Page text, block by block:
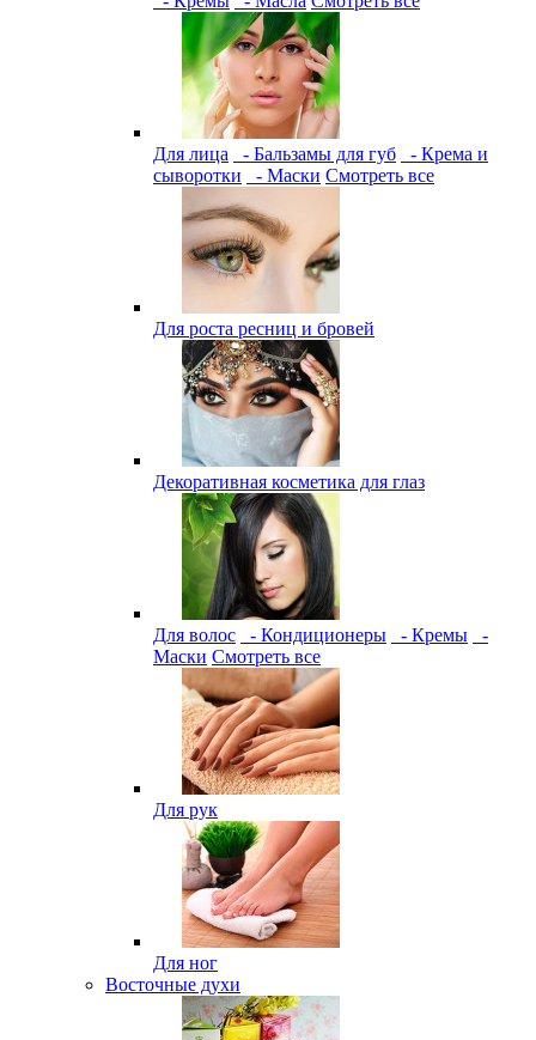
Для лица - Бальзамы для губ
- Крема и
сыворотки
- Маски Смотреть все
Для роста ресниц и бровей
Декоративная косметика для глаз
Для волос - Кондиционеры - Кремы
-
Маски Смотреть все
Для рук
Для ног
Восточные духи